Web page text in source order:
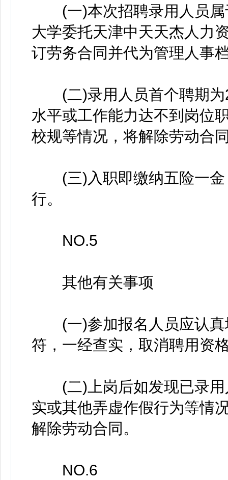
(一)本次招聘录用人员属
大学委托天津中天天杰人力
订劳务合同并代为管理人事
(二)录用人员首个聘期为
水平或工作能力达不到岗位
校规等情况，将解除劳动合
(三)入职即缴纳五险一金
行。
NO.5
其他有关事项
(一)参加报名人员应认真
符，一经查实，取消聘用资
(二)上岗后如发现已录用
实或其他弄虚作假行为等情
解除劳动合同。
NO.6